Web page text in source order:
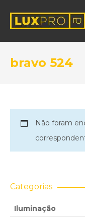
bravo 524
Não foram
Categorias
Iluminação